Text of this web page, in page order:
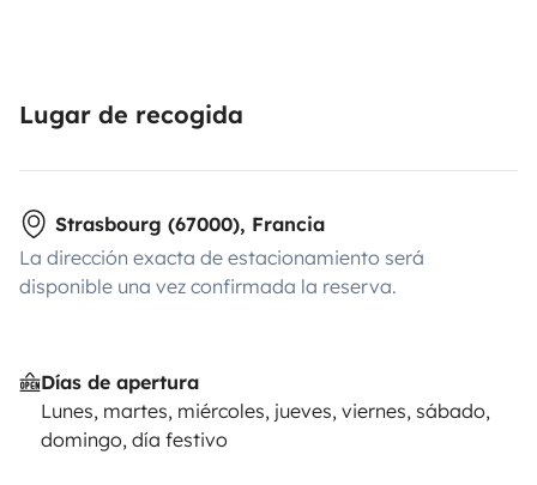
Lugar de recogida
Strasbourg (67000), Francia
La dirección exacta de estacionamiento será
disponible una vez confirmada la reserva.
Días de apertura
Lunes, martes, miércoles, jueves, viernes, sábado,
domingo, día festivo